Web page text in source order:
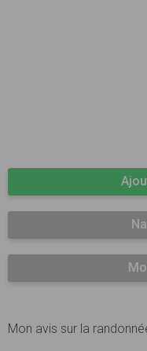
Mon avis sur la